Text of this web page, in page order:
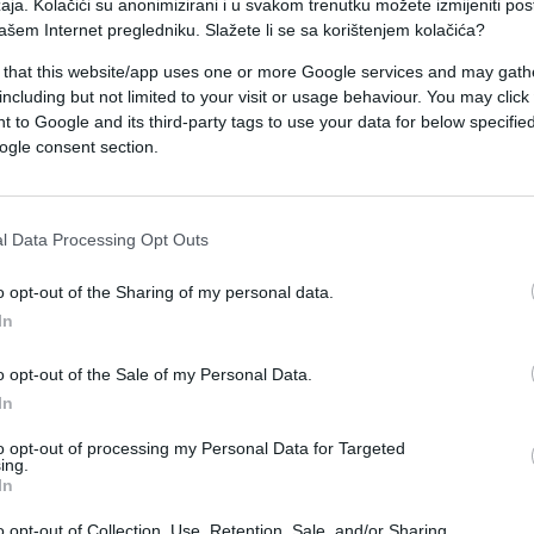
Kolačići su anonimizirani i u svakom trenutku možete izmijeniti
Internet pregledniku. Slažete li se sa korištenjem kolačića?
that this website/app uses one or more Google services and may
but not limited to your visit or usage behaviour. You may
to Google and its third-party tags to use your data for below
consent section.
Data Processing Opt Outs
opt-out of the Sharing of my personal data.
opt-out of the Sale of my Personal Data.
opt-out of processing my Personal Data for Targeted
ostvariti značajan napredak kroz poslovne
koje donose dugoročnu zaradu.
stabilnosti, uz mogućnost napredovanja,
koje donose sigurnost.
neočekivani izvori prihoda, povrat starih
hrabre poteze, ali uz razumnu procjenu rizika,
iz zone komfora i prihvate promjene koje